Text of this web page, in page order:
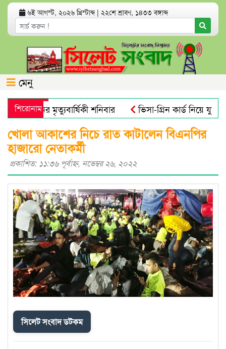
৬ই আগস্ট, ২০২৬ খ্রিস্টাব্দ | ২২শে শ্রাবণ, ১৪৩৩ বঙ্গাব্দ
মেনু
শিরোনাম
খানের মৃত্যুবার্ষিকী শনিবার
ভিসা-গ্রিন কার্ড নিয়ে
নতুন বাংলাদেশের পথচলা শুরু হবে জুলাই
খোলা আকাশের নিচে রাত কাটালেন বিএনপির
হাজারো নেতাকর্মী
প্রকাশিত: ১১:৩৬ পূর্বাহ্ণ, নভেম্বর ২৬, ২০২২
সিলেট সংবাদ ডটকম